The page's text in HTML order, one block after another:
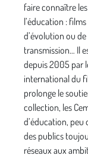
faire connaître
l’éducation :
d’évolution ou de
transmission… Il
depuis 2005 par
international du
prolonge le
collection, les
d’éducation, peu
des publics
réseaux aux